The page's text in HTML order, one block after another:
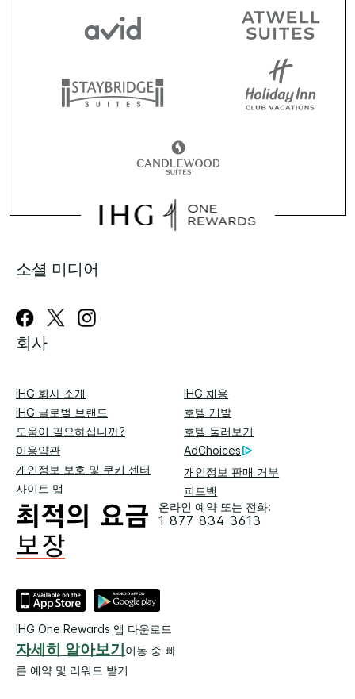
소셜 미디어
회사
IHG 회사 소개
IHG 채용
IHG 글로벌 브랜드
호텔 개발
도움이 필요하십니까?
호텔 둘러보기
이용약관
AdChoices
개인정보 보호 및 쿠키 센터
개인정보 판매 거부
사이트 맵
피드백
온라인 예약 또는 전화:
1 877 834 3613
IHG One Rewards 앱 다운로드
자세히 알아보기 이동 중 빠
른 예약 및 리워드 받기